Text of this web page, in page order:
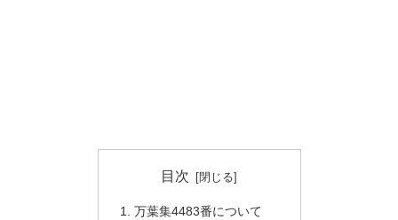
目次
万葉集4483番について